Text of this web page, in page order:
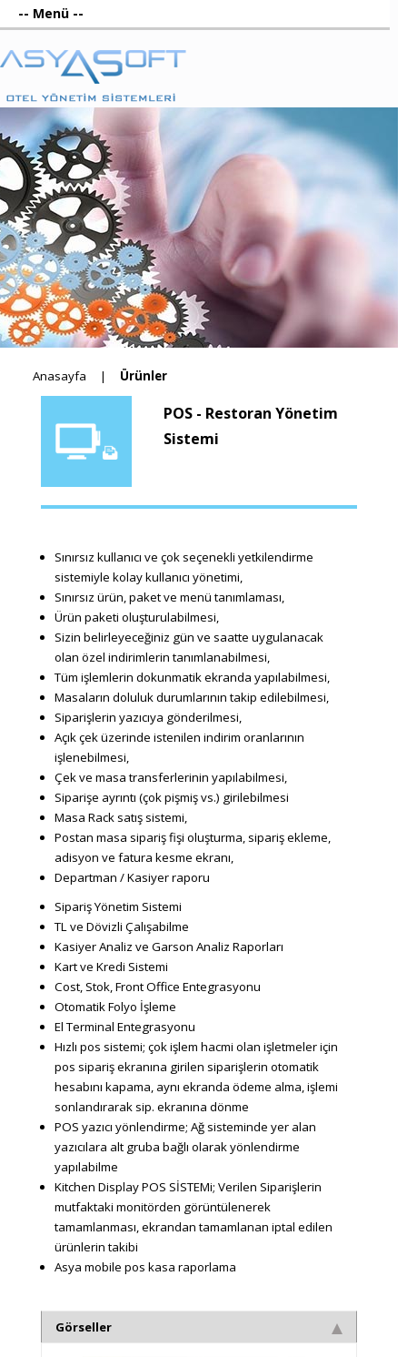
Anasayfa Ürünler
POS - Restoran Yönetim
Sistemi
Sınırsız kullanıcı ve çok seçenekli yetkilendirme
sistemiyle kolay kullanıcı yönetimi,
Sınırsız ürün, paket ve menü tanımlaması,
Ürün paketi oluşturulabilmesi,
Sizin belirleyeceğiniz gün ve saatte uygulanacak
olan özel indirimlerin tanımlanabilmesi,
Tüm işlemlerin dokunmatik ekranda yapılabilmesi,
Masaların doluluk durumlarının takip edilebilmesi,
Siparişlerin yazıcıya gönderilmesi,
Açık çek üzerinde istenilen indirim oranlarının
işlenebilmesi,
Çek ve masa transferlerinin yapılabilmesi,
Siparişe ayrıntı (çok pişmiş vs.) girilebilmesi
Masa Rack satış sistemi,
Postan masa sipariş fişi oluşturma, sipariş ekleme,
adisyon ve fatura kesme ekranı,
Departman / Kasiyer raporu
Sipariş Yönetim Sistemi
TL ve Dövizli Çalışabilme
Kasiyer Analiz ve Garson Analiz Raporları
Kart ve Kredi Sistemi
Cost, Stok, Front Office Entegrasyonu
Otomatik Folyo İşleme
El Terminal Entegrasyonu
Hızlı pos sistemi; çok işlem hacmi olan işletmeler için
pos sipariş ekranına girilen siparişlerin otomatik
hesabını kapama, aynı ekranda ödeme alma, işlemi
sonlandırarak sip. ekranına dönme
POS yazıcı yönlendirme; Ağ sisteminde yer alan
yazıcılara alt gruba bağlı olarak yönlendirme
yapılabilme
Kitchen Display POS SİSTEMi; Verilen Siparişlerin
mutfaktaki monitörden görüntülenerek
tamamlanması, ekrandan tamamlanan iptal edilen
ürünlerin takibi
Asya mobile pos kasa raporlama
Görseller